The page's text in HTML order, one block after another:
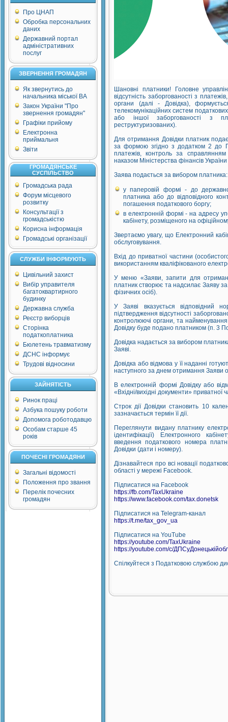
Про ЦНАП
Обробка персональних
даних
Державний портал
адміністративних
послуг
ЗВЕРНЕННЯ ГРОМАДЯН
Як звернутись до
начальника міської ВА
Закон України "Про
звернення громадян"
Графіки прийому
Електронна
приймальня
Звіти
ГРОМАДЯНСЬКЕ
СУСПІЛЬСТВО
Громадська рада
Форум місцевого
розвитку
Консультації з
громадськістю
Корисна інформація
Громадські організації
СЛУЖБИ ІНФОРМУЮТЬ
Цивільний захист
Вибір управителя
багатоквартирного
будинку
Державна служба
Реєстр виборців
Сторінка
податкоплатника
Бюлетень травматизму
ДСНС інформує
Трудові відносини
ЗАЙНЯТІСТЬ
Ринок праці
Азбука пошуку роботи
Допомога роботодавцю
Особам старше 45
років
ПОЧЕСНІ ГРОМАДЯНИ
Загальні відомості
Положення про звання
Перелік почесних
громадян
Шановні платники! Головне
відсутність заборгованості з
органи (далі - Довідка),
телекомунікаційних систем
або іншої заборгованості з
реструктуризованих).
Для отримання Довідки платник
за формою згідно з додатком 2 до
платежів, контроль за
наказом Міністерства фінансів
Заява подається за вибором
у паперовій формі - до
платника або до відповідного
погашення податкового боргу;
в електронній формі - на адресу
кабінету, розміщеного на
Звертаємо увагу, що Електронний
обслуговування.
Вхід до приватної частини
використанням кваліфікованого
У меню «Заяви, запити для
платник створює та надсилає Заяву
фізичних осіб).
У Заяві вказується відповідний
підтвердження відсутності
контролюючі органи, та найменування
Довідку буде подано платником (п. 3
Довідка надається за вибором
Заяві.
Довідка або відмова у її наданні
наступного за днем отримання Заяви
В електронній формі Довідку або
«Вхідні/вихідні документи» приватної
Строк дії Довідки становить 10
зазначається термін її дії.
Переглянути видану платнику
ідентифікації) Електронного
введення податкового номера
Довідки (дати і номеру).
Дізнавайтеся про всі новації
області у мережі Facebook.
Підписатися на Facebook
https://fb.com/TaxUkraine
https://www.facebook.com/tax.donetsk
Підписатися на Telegram-канал
https://t.me/tax_gov_ua
Підписатися на YouTube
https://youtube.com/TaxUkraine
https://youtube.com/c/
Спілкуйтеся з Податковою службою